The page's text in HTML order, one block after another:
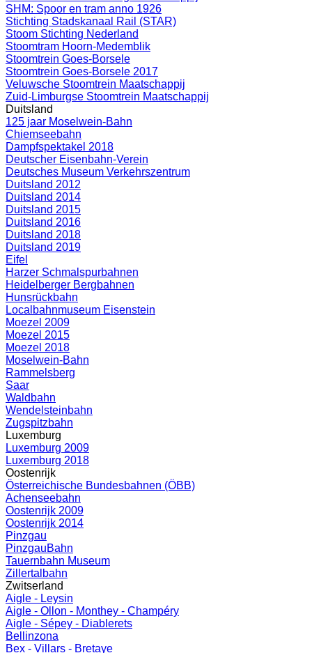
SHM: Spoor en tram anno 1926
Stichting Stadskanaal Rail (STAR)
Stoom Stichting Nederland
Stoomtram Hoorn-Medemblik
Stoomtrein Goes-Borsele
Stoomtrein Goes-Borsele 2017
Veluwsche Stoomtrein Maatschappij
Zuid-Limburgse Stoomtrein Maatschappij
Duitsland
125 jaar Moselwein-Bahn
Chiemseebahn
Dampfspektakel 2018
Deutscher Eisenbahn-Verein
Deutsches Museum Verkehrszentrum
Duitsland 2012
Duitsland 2014
Duitsland 2015
Duitsland 2016
Duitsland 2018
Duitsland 2019
Eifel
Harzer Schmalspurbahnen
Heidelberger Bergbahnen
Hunsrückbahn
Localbahnmuseum Eisenstein
Moezel 2009
Moezel 2015
Moezel 2018
Moselwein-Bahn
Rammelsberg
Saar
Waldbahn
Wendelsteinbahn
Zugspitzbahn
Luxemburg
Luxemburg 2009
Luxemburg 2018
Oostenrijk
Österreichische Bundesbahnen (ÖBB)
Achenseebahn
Oostenrijk 2009
Oostenrijk 2014
Pinzgau
PinzgauBahn
Tauernbahn Museum
Zillertalbahn
Zwitserland
Aigle - Leysin
Aigle - Ollon - Monthey - Champéry
Aigle - Sépey - Diablerets
Bellinzona
Bex - Villars - Bretaye